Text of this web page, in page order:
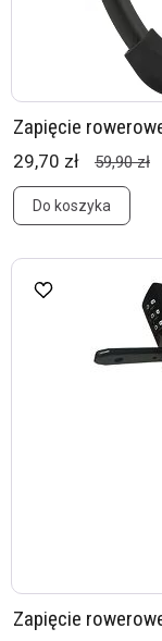
Zapięcie
29,70 zł 59,90 zł
Do koszyka
Zapięcie